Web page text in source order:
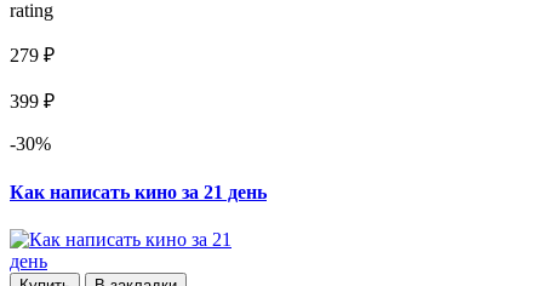
rating
279 ₽
399 ₽
-30%
Как написать кино за 21 день